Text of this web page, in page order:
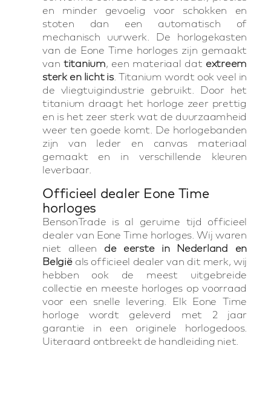
en minder gevoelig voor schokken en
stoten dan een automatisch of
mechanisch uurwerk. De horlogekasten
van de Eone Time horloges zijn gemaakt
van titanium, een materiaal dat extreem
sterk en licht is. Titanium wordt ook veel in
de vliegtuigindustrie gebruikt. Door het
titanium draagt het horloge zeer prettig
en is het zeer sterk wat de duurzaamheid
weer ten goede komt. De horlogebanden
zijn van leder en canvas materiaal
gemaakt en in verschillende kleuren
leverbaar.
Officieel dealer Eone Time
horloges
BensonTrade is al geruime tijd officieel
dealer van Eone Time horloges. Wij waren
niet alleen de eerste in Nederland en
Belgiëals officieel dealer van dit merk, wij
hebben ook de meest uitgebreide
collectie en meeste horloges op voorraad
voor een snelle levering. Elk Eone Time
horloge wordt geleverd met 2 jaar
garantie in een originele horlogedoos.
Uiteraard ontbreekt de handleiding niet.